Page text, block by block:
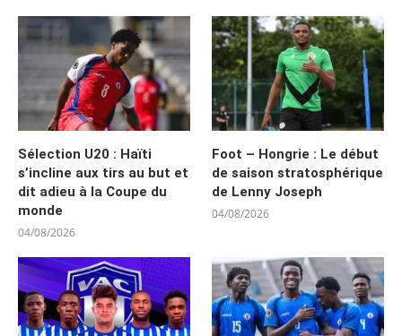
Sélection U20 : Haïti
s’incline aux tirs au but et
dit adieu à la Coupe du
monde
04/08/2026
Foot – Hongrie : Le début
de saison stratosphérique
de Lenny Joseph
04/08/2026